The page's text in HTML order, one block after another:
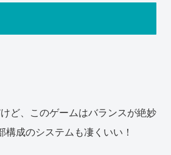
ど、このゲームはバランスが絶妙
構成のシステムも凄くいい！